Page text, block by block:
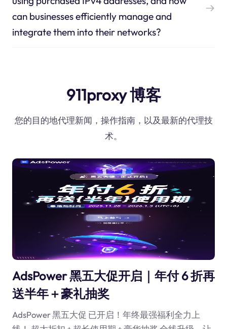
can businesses efficiently manage and
integrate them into their networks?
911proxy 博客
您的目的地代理新闻，操作指南，以及最新的代理技
术。
AdsPower 黑五大促开启｜年付 6 折再
送半年＋豪礼抽奖
AdsPower 黑五大促 已开启！年终最强福利全力上